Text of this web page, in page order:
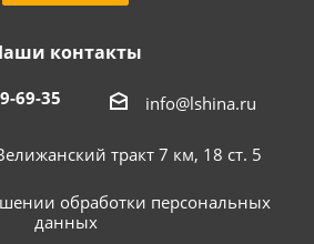
контакты
69-35 info@lshina.ru
тракт 7 км, 18 ст. 5
обработки персональных
данных